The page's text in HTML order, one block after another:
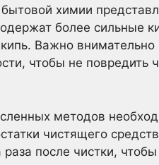
химии
более сильные
Важно внимательно
чтобы не повредить
методов
чистящего
после чистки,